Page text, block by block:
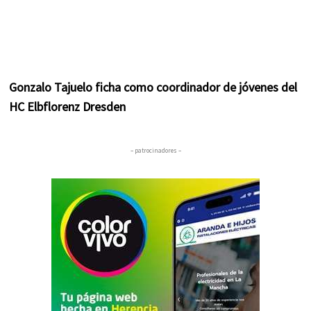
Gonzalo Tajuelo ficha como coordinador de jóvenes del
HC Elbflorenz Dresden
– patrocinadores –